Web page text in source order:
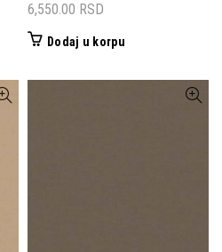
6,550.00 RSD
Dodaj u korpu